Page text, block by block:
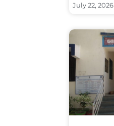
July 22, 2026